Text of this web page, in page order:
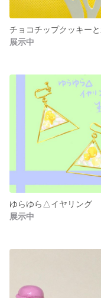
展示中
ゆらゆら△イヤリング
展示中